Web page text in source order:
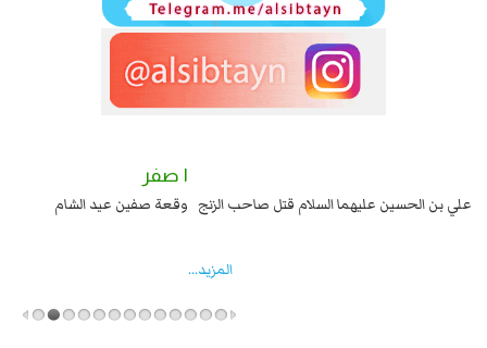
السبايا عند يزيد شهادة زيد بن علي بن الحسين عليهما السلام قتل صاحب الزنج